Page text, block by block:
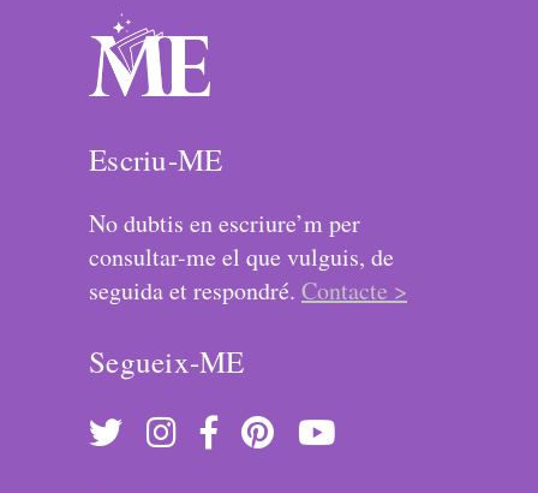
Escriu-ME
No dubtis en escriure’m per
consultar-me el que vulguis, de
seguida et respondré. Contacte >
Segueix-ME